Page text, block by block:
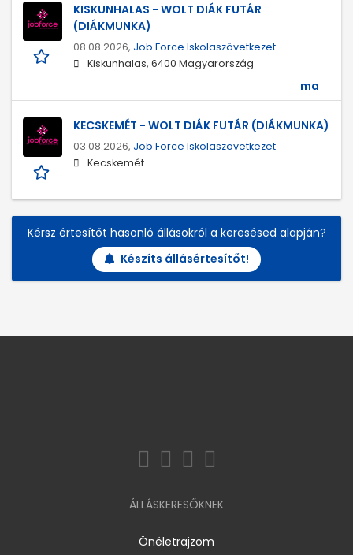
KISKUNHALAS - WOLT DIÁK FUTÁR
(DIÁKMUNKA)
08.08.2026, Job Force Iskolaszövetkezet
Kiskunhalas, 6400 Magyarország
ma
KECSKEMÉT - WOLT DIÁK FUTÁR (DIÁKMUNKA)
03.08.2026, Job Force Iskolaszövetkezet
Kecskemét
Kérsz értesítőt hasonló állásokról a keresésed alapján?
Készíts állásértesítőt!
ÁLLÁSKERESŐKNEK
Önéletrajzom